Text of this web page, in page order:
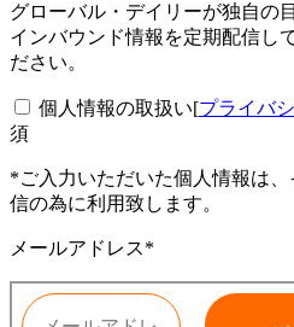
グローバル・デイリーが独自の
インバウンド情報を定期配信し
ださい。
個人情報の取扱い[プライバ
須
*ご入力いただいた個人情報は
信の為に利用致します。
メールアドレス*